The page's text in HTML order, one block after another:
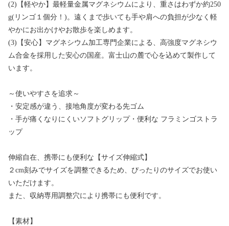
(2)【軽やか】最軽量金属マグネシウムにより、重さはわずか約250
g(リンゴ１個分！)。遠くまで歩いても手や肩への負担が少なく軽
やかにお出かけやお散歩を楽しめます。
(3)【安心】マグネシウム加工専門企業による、高強度マグネシウ
ム合金を採用した安心の国産。富士山の麓で心を込めて製作して
います。
～使いやすさを追求～
・安定感が違う、接地角度が変わる先ゴム
・手が痛くなりにくいソフトグリップ・便利な フラミンゴストラ
ップ
伸縮自在、携帯にも便利な【サイズ伸縮式】
２cm刻みでサイズを調整できるため、ぴったりのサイズでお使い
いただけます。
また、収納専用調整穴により携帯にも便利です。
【素材】